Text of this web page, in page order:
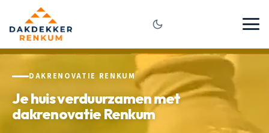
DAKRENOVATIE RENKUM
Je huis verduurzamen met
dakrenovatie Renkum